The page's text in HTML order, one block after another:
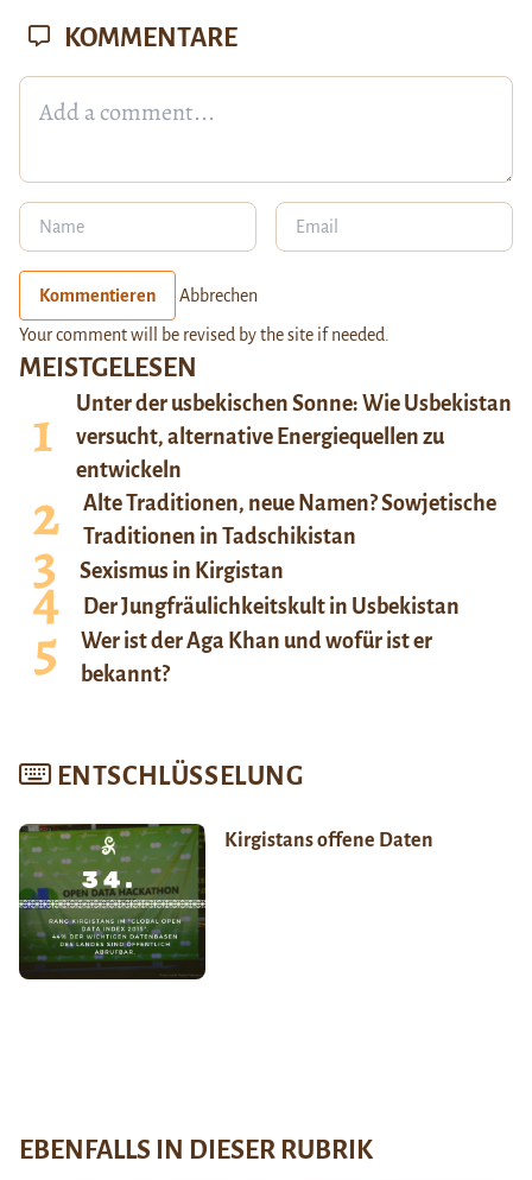
MEISTGELESEN
Unter der usbekischen Sonne: Wie Usbekistan
versucht, alternative Energiequellen zu
entwickeln
Alte Traditionen, neue Namen? Sowjetische
Traditionen in Tadschikistan
Sexismus in Kirgistan
Der Jungfräulichkeitskult in Usbekistan
Wer ist der Aga Khan und wofür ist er
bekannt?
ENTSCHLÜSSELUNG
Kirgistans offene Daten
KOMMENTARE
Kommentieren Abbrechen
Your comment will be revised by the site if needed.
EBENFALLS IN DIESER RUBRIK